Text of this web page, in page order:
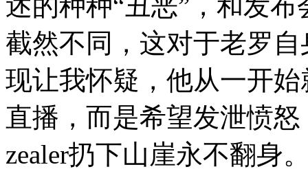
截然不同，这对于老罗
现让我怀疑，他从一开
直播，而是希望发泄愤
zealer扔下山崖永不翻身